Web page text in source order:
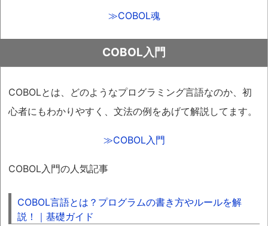
≫COBOL魂
COBOL入門
COBOLとは、どのようなプログラミング言語なのか、初
心者にもわかりやすく、文法の例をあげて解説してます。
≫COBOL入門
COBOL入門の人気記事
COBOL言語とは？プログラムの書き方やルールを解
説！｜基礎ガイド